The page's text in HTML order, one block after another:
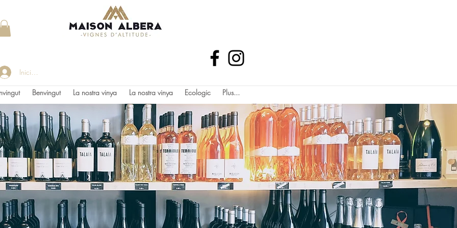
Inicia la sessió
Benvingut La nostra vinya La nostra vinya Ecologic Plus...